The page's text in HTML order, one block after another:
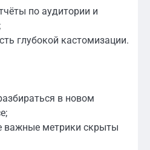
по аудитории и
глубокой кастомизации.
в новом
важные метрики скрыты